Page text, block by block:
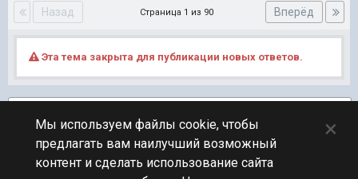
Назад Вперёд
Страница 1 из 90
Эта тема закрыта для публикации новых ответов.
ПЕРЕЙТИ К СПИСКУ ТЕМ
Руководства
Мы используем файлы cookie, чтобы
предлагать вам наилучший возможный
контент и сделать использование сайта
×